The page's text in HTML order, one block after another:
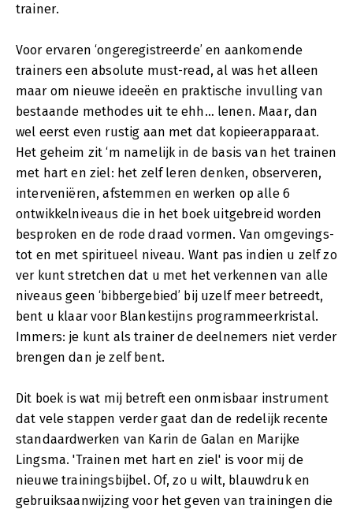
trainer.
Voor ervaren ‘ongeregistreerde’ en aankomende
trainers een absolute must-read, al was het alleen
maar om nieuwe ideeën en praktische invulling van
bestaande methodes uit te ehh… lenen. Maar, dan
wel eerst even rustig aan met dat kopieerapparaat.
Het geheim zit ‘m namelijk in de basis van het trainen
met hart en ziel: het zelf leren denken, observeren,
interveniëren, afstemmen en werken op alle 6
ontwikkelniveaus die in het boek uitgebreid worden
besproken en de rode draad vormen. Van omgevings-
tot en met spiritueel niveau. Want pas indien u zelf zo
ver kunt stretchen dat u met het verkennen van alle
niveaus geen ‘bibbergebied’ bij uzelf meer betreedt,
bent u klaar voor Blankestijns programmeerkristal.
Immers: je kunt als trainer de deelnemers niet verder
brengen dan je zelf bent.
Dit boek is wat mij betreft een onmisbaar instrument
dat vele stappen verder gaat dan de redelijk recente
standaardwerken van Karin de Galan en Marijke
Lingsma. 'Trainen met hart en ziel' is voor mij de
nieuwe trainingsbijbel. Of, zo u wilt, blauwdruk en
gebruiksaanwijzing voor het geven van trainingen die